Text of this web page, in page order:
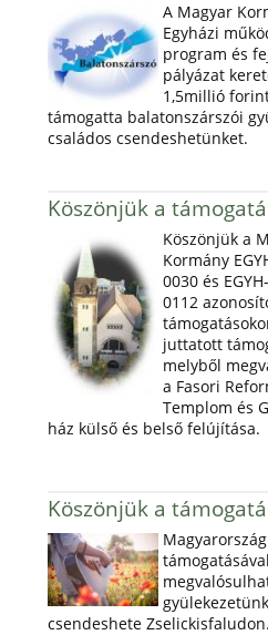
A Magyar
Egyházi
program és
pályázat
1,5millió
támogatta balatonszárszói
családos csendeshetünket.
Köszönjük a
Köszönjük a
Kormány
0030 és
0112
juttatott
melyből
a Fasori
Templom és
ház külső és belső felújítása.
Köszönjük a
támogatásával
csendeshete Zselickisfaludon.